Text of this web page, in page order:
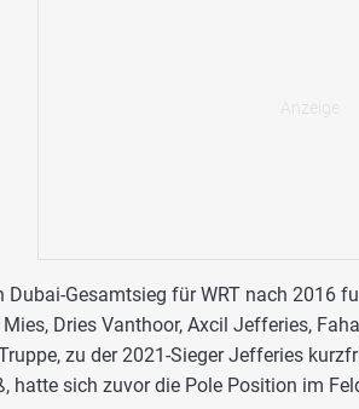
Dubai-Gesamtsieg für WRT nach 2016
Dries Vanthoor, Axcil Jefferies,
zu der 2021-Sieger Jefferies
hatte sich zuvor die Pole Position im